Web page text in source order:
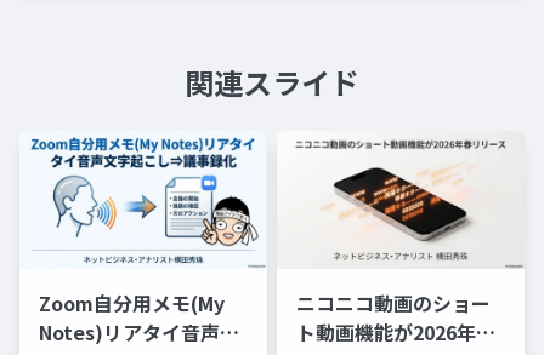
関連スライド
Zoom自分用メモ(My
Notes)リアタイ音声文
ニコニコ動画のショー
ト動画機能が2026年春